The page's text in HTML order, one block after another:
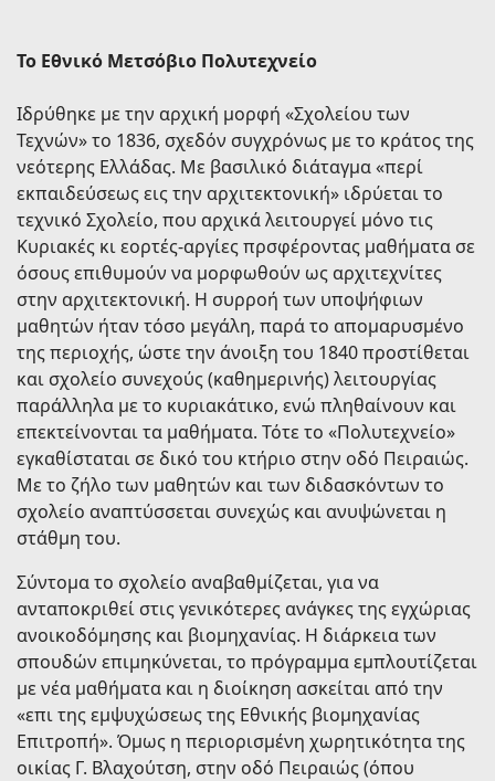
Το Εθνικό Μετσόβιο Πολυτεχνείο
Ιδρύθηκε με την αρχική μορφή «Σχολείου των
Τεχνών» το 1836, σχεδόν συγχρόνως με το κράτος της
νεότερης Ελλάδας. Με βασιλικό διάταγμα «περί
εκπαιδεύσεως εις την αρχιτεκτονική» ιδρύεται το
τεχνικό Σχολείο, που αρχικά λειτουργεί μόνο τις
Κυριακές κι εορτές-αργίες πρσφέροντας μαθήματα σε
όσους επιθυμούν να μορφωθούν ως αρχιτεχνίτες
στην αρχιτεκτονική. Η συρροή των υποψήφιων
μαθητών ήταν τόσο μεγάλη, παρά το απομαρυσμένο
της περιοχής, ώστε την άνοιξη του 1840 προστίθεται
και σχολείο συνεχούς (καθημερινής) λειτουργίας
παράλληλα με το κυριακάτικο, ενώ πληθαίνουν και
επεκτείνονται τα μαθήματα. Τότε το «Πολυτεχνείο»
εγκαθίσταται σε δικό του κτήριο στην οδό Πειραιώς.
Με το ζήλο των μαθητών και των διδασκόντων το
σχολείο αναπτύσσεται συνεχώς και ανυψώνεται η
στάθμη του.
Σύντομα το σχολείο αναβαθμίζεται, για να
ανταποκριθεί στις γενικότερες ανάγκες της εγχώριας
ανοικοδόμησης και βιομηχανίας. Η διάρκεια των
σπουδών επιμηκύνεται, το πρόγραμμα εμπλουτίζεται
με νέα μαθήματα και η διοίκηση ασκείται από την
«επι της εμψυχώσεως της Εθνικής βιομηχανίας
Επιτροπή». Όμως η περιορισμένη χωρητικότητα της
οικίας Γ. Βλαχούτση, στην οδό Πειραιώς (όπου